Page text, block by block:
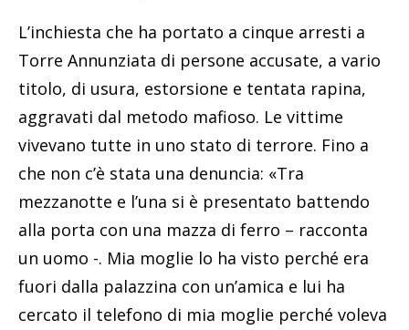
L’inchiesta che ha portato a cinque arresti a
Torre Annunziata di persone accusate, a vario
titolo, di usura, estorsione e tentata rapina,
aggravati dal metodo mafioso. Le vittime
vivevano tutte in uno stato di terrore. Fino a
che non c’è stata una denuncia: «Tra
mezzanotte e l’una si è presentato battendo
alla porta con una mazza di ferro – racconta
un uomo -. Mia moglie lo ha visto perché era
fuori dalla palazzina con un’amica e lui ha
cercato il telefono di mia moglie perché voleva